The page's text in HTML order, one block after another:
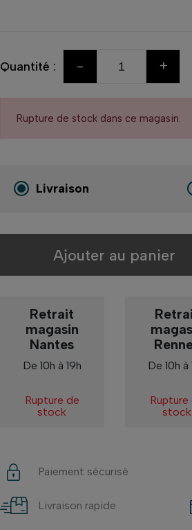
Quantité : - +
Rupture de stock dans ce magasin.
Livraison
Ajouter au panier
Retrait
magasin
Nantes
De 10h à 19h
Rupture de
stock
De 10h à
Rupture
stock
Paiement sécurisé
Livraison rapide